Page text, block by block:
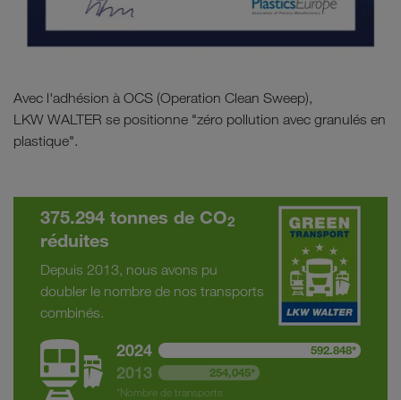
Avec l'adhésion à OCS (Operation Clean Sweep),
LKW WALTER se positionne "zéro pollution avec granulés en
plastique".
375.294 tonnes de CO2
réduites
Depuis 2013, nous avons pu
doubler le nombre de nos transports
combinés.
2024 592.848*
2013
254,045*
*Nombre de transports